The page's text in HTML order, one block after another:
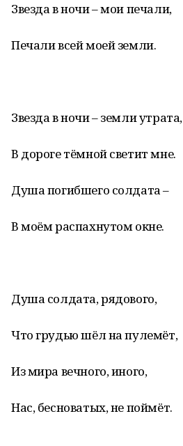
Звезда в ночи – мои печали,
Печали всей моей земли.
Звезда в ночи – земли утрата,
В дороге тёмной светит мне.
Душа погибшего солдата –
В моём распахнутом окне.
Душа солдата, рядового,
Что грудью шёл на пулемёт,
Из мира вечного, иного,
Нас, бесноватых, не поймёт.